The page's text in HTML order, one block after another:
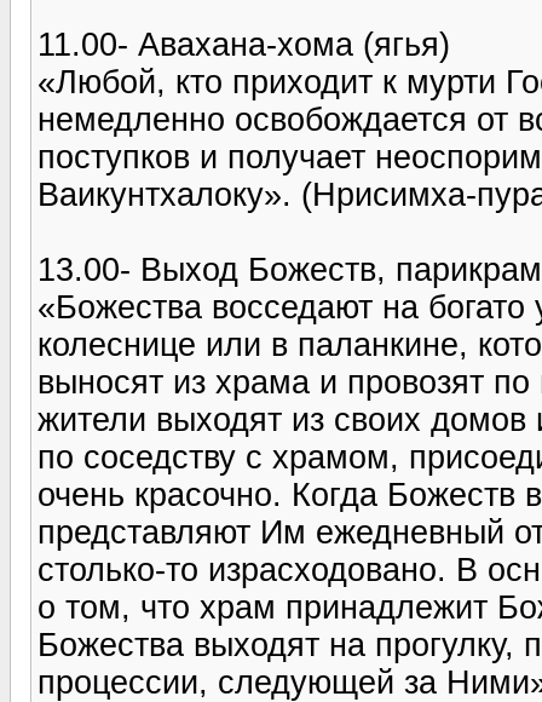
11.00- Авахана-хома (ягья)
«Любой, кто приходит к мурти
немедленно освобождается от
поступков и получает
Ваикунтхалоку». (Нрисимха-
13.00- Выход Божеств,
«Божества восседают на
колеснице или в паланкине,
выносят из храма и провозят
жители выходят из своих
по соседству с храмом,
очень красочно. Когда Божеств
представляют Им ежедневный
столько-то израсходовано. В
о том, что храм принадлежит
Божества выходят на
процессии, следующей за